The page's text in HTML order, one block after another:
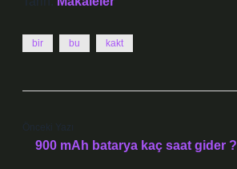
bir bu kakt
Önceki Yazı
900 mAh batarya kaç saat gider ?